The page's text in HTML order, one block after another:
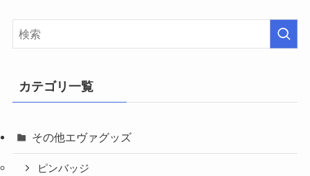
カテゴリ一覧
その他エヴァグッズ
ピンバッジ